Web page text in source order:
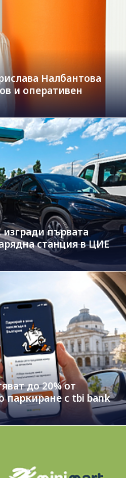
Налбантова
и оперативен
първата
станция в ЦИЕ
до 20% от
паркиране с tbi bank